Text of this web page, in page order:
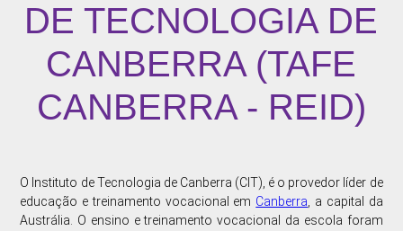
INTEIRO, A
TEMPO
PARCIAL, A
ALUNOS POR
DE TECNOLOGIA DE
CANBERRA (TAFE
CANBERRA - REID)
O Instituto de Tecnologia de Canberra (CIT), é o provedor líder de
educação e treinamento vocacional em Canberra , a capital da
Austrália. O ensino e treinamento vocacional da escola foram